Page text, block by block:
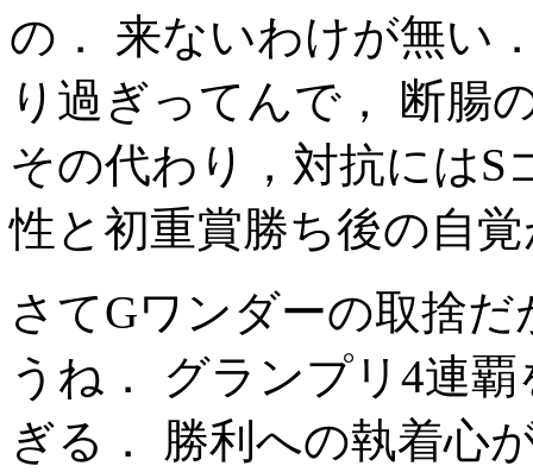
の． 来ないわけが無い
り過ぎってんで， 断腸
その代わり，対抗にはS
性と初重賞勝ち後の自
さてGワンダーの取捨
うね． グランプリ4連
ぎる． 勝利への執着心